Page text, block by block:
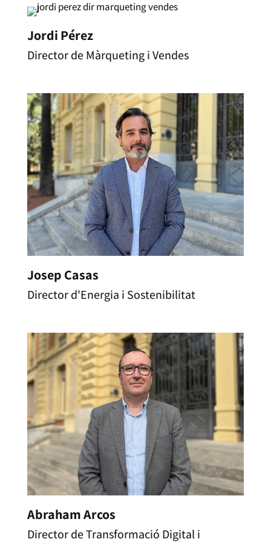
Jordi Pérez
Director de Màrqueting i Vendes
Josep Casas
Director d'Energia i Sostenibilitat
Abraham Arcos
Director de Transformació Digital i